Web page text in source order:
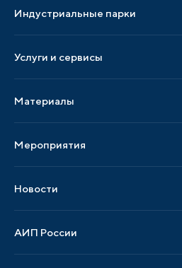
Индустриальные парки
Парки по регионам
Услуги и сервисы
Услуги по локализации
Материалы
Публикации СМИ и статьи
Образцы документов
Мероприятия
Мероприятия отрасли
Новости
Новости отрасли
АИП России